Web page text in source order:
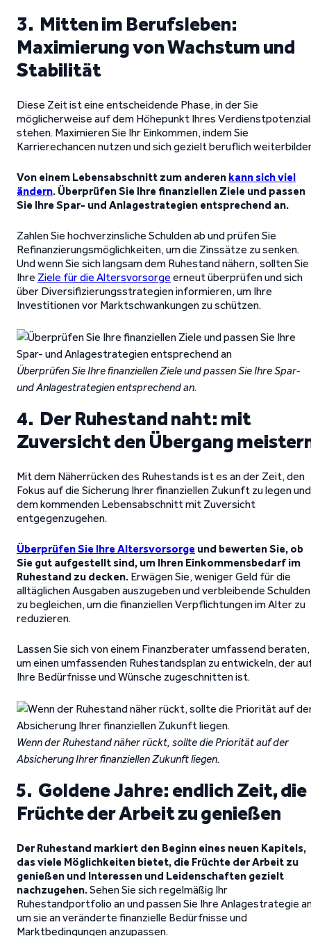
3. Mitten im Berufsleben:
Maximierung von Wachstum und
Stabilität
Diese Zeit ist eine entscheidende Phase, in der Sie
möglicherweise auf dem Höhepunkt Ihres
stehen. Maximieren Sie Ihr Einkommen, indem Sie
Karrierechancen nutzen und sich gezielt beruflich
Von einem Lebensabschnitt zum anderen kann sich viel
ändern. Überprüfen Sie Ihre finanziellen Ziele und passen
Sie Ihre Spar- und Anlagestrategien entsprechend an.
Zahlen Sie hochverzinsliche Schulden ab und prüfen Sie
Refinanzierungsmöglichkeiten, um die Zinssätze zu senken.
Und wenn Sie sich langsam dem Ruhestand nähern, sollten Sie
Ihre Ziele für die Altersvorsorge erneut überprüfen und sich
über Diversifizierungsstrategien informieren, um Ihre
Investitionen vor Marktschwankungen zu schützen.
Überprüfen Sie Ihre finanziellen Ziele und passen Sie Ihre Spar-
und Anlagestrategien entsprechend an.
4. Der Ruhestand naht: mit
Zuversicht den Übergang
Mit dem Näherrücken des Ruhestands ist es an der Zeit, den
Fokus auf die Sicherung Ihrer finanziellen Zukunft zu legen und
dem kommenden Lebensabschnitt mit Zuversicht
entgegenzugehen.
Überprüfen Sie Ihre Altersvorsorge und bewerten Sie, ob
Sie gut aufgestellt sind, um Ihren Einkommensbedarf im
Ruhestand zu decken. Erwägen Sie, weniger Geld für die
alltäglichen Ausgaben auszugeben und verbleibende Schulden
zu begleichen, um die finanziellen Verpflichtungen im Alter zu
reduzieren.
Lassen Sie sich von einem Finanzberater umfassend beraten,
um einen umfassenden Ruhestandsplan zu entwickeln, der
Ihre Bedürfnisse und Wünsche zugeschnitten ist.
Wenn der Ruhestand näher rückt, sollte die Priorität auf der
Absicherung Ihrer finanziellen Zukunft liegen.
5. Goldene Jahre: endlich Zeit, die
Früchte der Arbeit zu genießen
Der Ruhestand markiert den Beginn eines neuen Kapitels,
das viele Möglichkeiten bietet, die Früchte der Arbeit zu
genießen und Interessen und Leidenschaften gezielt
nachzugehen.Sehen Sie sich regelmäßig Ihr
Ruhestandportfolio an und passen Sie Ihre Anlagestrategie
um sie an veränderte finanzielle Bedürfnisse und
Marktbedingungen anzupassen.